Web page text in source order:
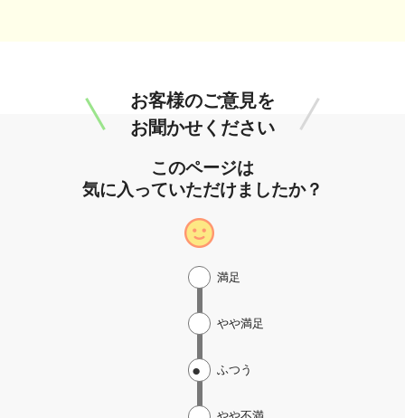
お客様のご意見を
お聞かせください
このページは
気に入っていただけましたか？
ふつう
やや満足
満足